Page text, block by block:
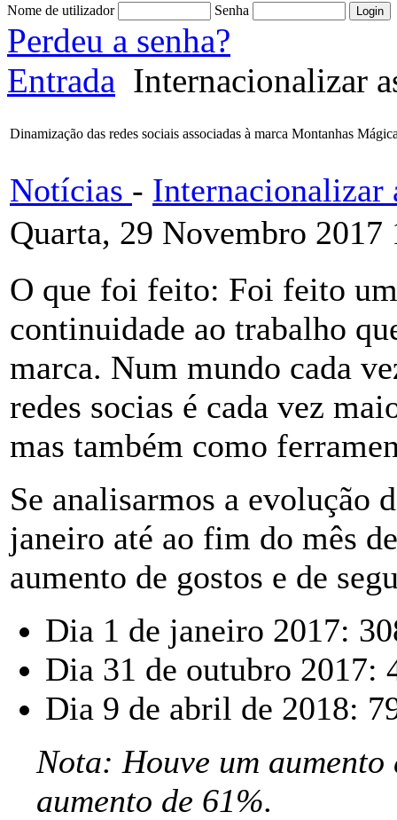
Nome de utilizador Senha
Perdeu a senha?
Entrada Internacionalizar
Dinamização das redes sociais associadas à marca Montanhas
Notícias - Internacionalizar
Quarta, 29 Novembro 2017
O que foi feito: Foi feito
continuidade ao trabalho
marca. Num mundo cada
redes socias é cada vez
mas também como
Se analisarmos a evolução
janeiro até ao fim do mês
aumento de gostos e de
Dia 1 de janeiro 2017:
Dia 31 de outubro 2017:
Dia 9 de abril de 2018:
Nota: Houve um
aumento de 61%.